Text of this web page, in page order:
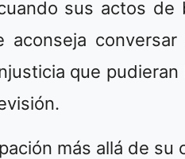
sus actos de
aconseja
que
más allá de su